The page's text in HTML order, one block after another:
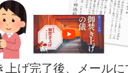
上げ完了後、メールに